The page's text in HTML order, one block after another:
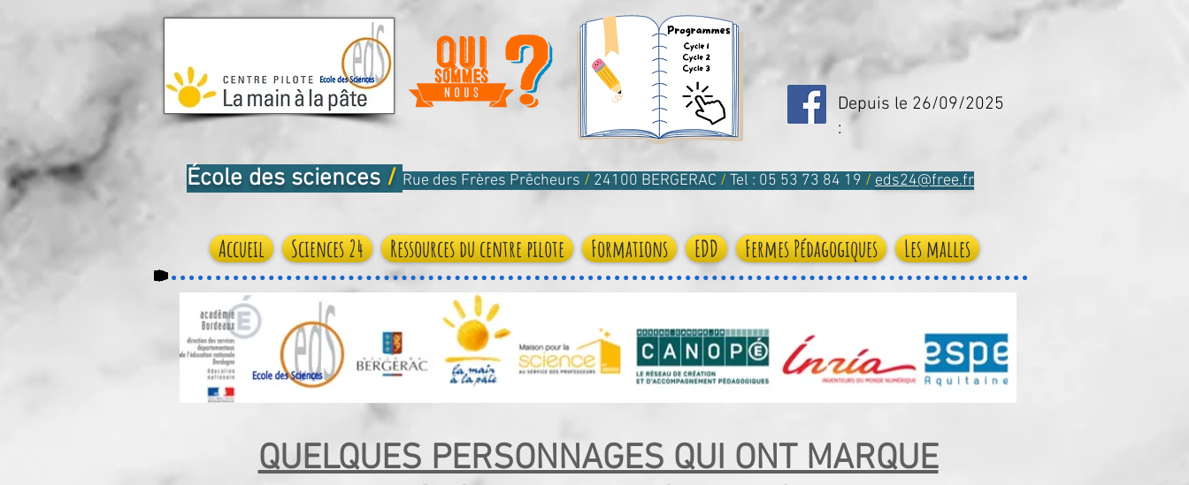
École des sciences / Rue des Frères Prêcheurs / 24100 BERGERAC / Tel : 05 53 73 84 19 / eds24@free.fr
Depuis le 26/09/2025
:
Accueil Sciences 24 Ressources du centre pilote Formations EDD Fermes Pédagogiques Les malles
QUELQUES PERSONNAGES QUI ONT MARQUE